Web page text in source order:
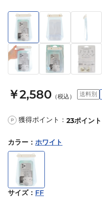
￥2,580 （税込） 送料別
P 獲得ポイント： 23ポイント
カラー ： ホワイト
サイズ： FF